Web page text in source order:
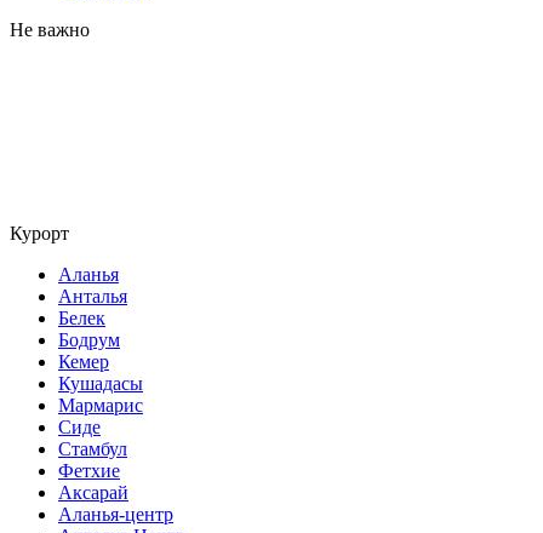
Не важно
Курорт
Аланья
Анталья
Белек
Бодрум
Кемер
Кушадасы
Мармарис
Сиде
Стамбул
Фетхие
Аксарай
Аланья-центр